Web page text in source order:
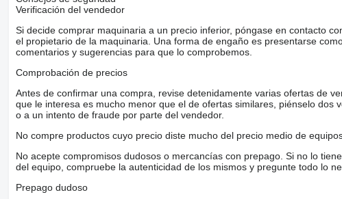
Verificación del vendedor
Si decide comprar maquinaria a un precio inferior, póngase en contacto
el propietario de la maquinaria. Una forma de engaño es presentarse
comentarios y sugerencias para que lo comprobemos.
Comprobación de precios
Antes de confirmar una compra, revise detenidamente varias ofertas de
que le interesa es mucho menor que el de ofertas similares, piénselo
o a un intento de fraude por parte del vendedor.
No compre productos cuyo precio diste mucho del precio medio de
No acepte compromisos dudosos o mercancías con prepago. Si no lo
del equipo, compruebe la autenticidad de los mismos y pregunte todo lo
Prepago dudoso